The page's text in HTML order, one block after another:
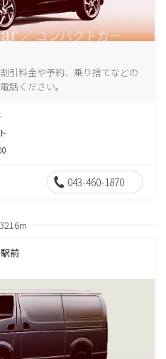
引料金や予約、乗り捨てなどの
話ください。
043-460-1870
3216m
前